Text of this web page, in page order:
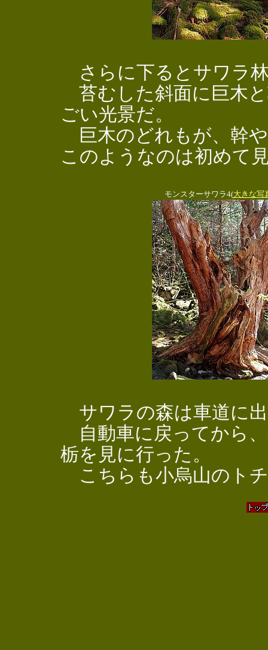
さらに下るとサワラ
苔むした斜面に巨木
ごい光景だ。
巨木のどれもが、幹
このようなのは初めて
モンスターサワラ4(大きな写
サワラの森は車道に
自動車に戻ってから
栃を見に行った。
こちらも小烏山のト